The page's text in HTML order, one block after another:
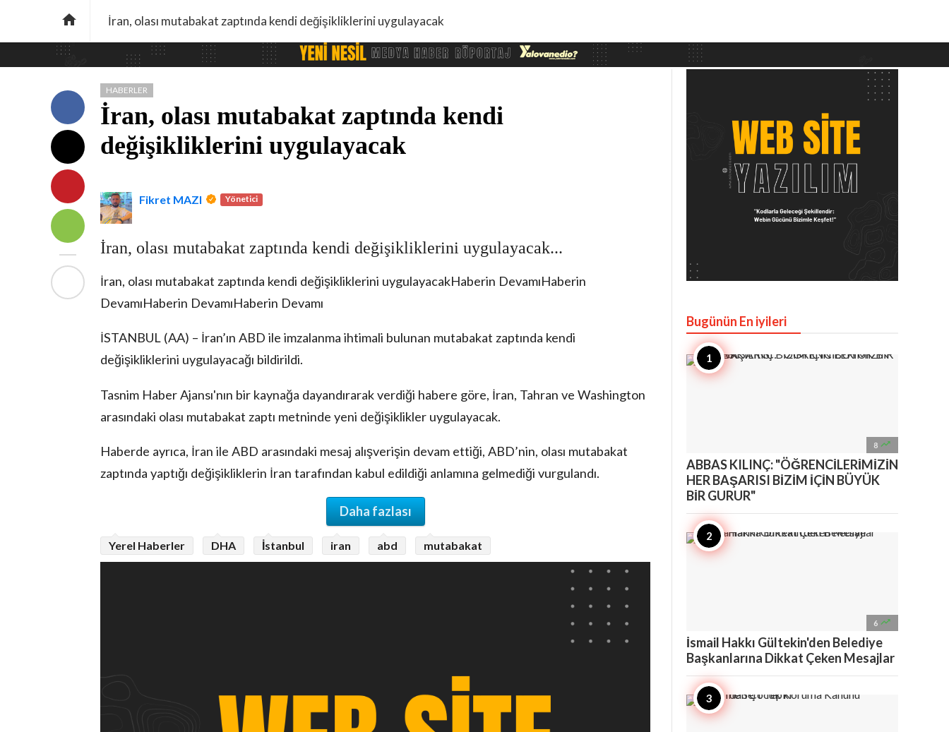
 İran, olası mutabakat zaptında kendi değişikliklerini uygulayacak
HABERLER
İran, olası mutabakat zaptında kendi
değişikliklerini uygulayacak
Fikret MAZI Yönetici
İran, olası mutabakat zaptında kendi değişikliklerini uygulayacak...
İran, olası mutabakat zaptında kendi değişikliklerini uygulayacakHaberin DevamıHaberin
DevamıHaberin DevamıHaberin Devamı
İSTANBUL (AA) – İran’ın ABD ile imzalanma ihtimali bulunan mutabakat zaptında kendi
değişikliklerini uygulayacağı bildirildi.
Tasnim Haber Ajansı'nın bir kaynağa dayandırarak verdiği habere göre, İran, Tahran ve Washington
arasındaki olası mutabakat zaptı metninde yeni değişiklikler uygulayacak.
Haberde ayrıca, İran ile ABD arasındaki mesaj alışverişin devam ettiği, ABD’nin, olası mutabakat
zaptında yaptığı değişikliklerin İran tarafından kabul edildiği anlamına gelmediği vurgulandı.
Daha fazlası
Yerel Haberler DHA İstanbul iran abd mutabakat
Bugünün En iyileri
8 
ABBAS KILINÇ: "ÖĞRENCİLERİMİZİN
HER BAŞARISI BİZİM İÇİN BÜYÜK
BİR GURUR"
6 
İsmail Hakkı Gültekin'den Belediye
Başkanlarına Dikkat Çeken Mesajlar